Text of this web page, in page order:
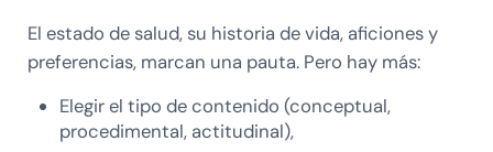
El estado de salud, su historia de vida, aficiones y
preferencias, marcan una pauta. Pero hay más:
Elegir el tipo de contenido (conceptual,
procedimental, actitudinal),